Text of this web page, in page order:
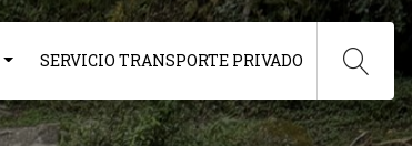
SERVICIO TRANSPORTE PRIVADO